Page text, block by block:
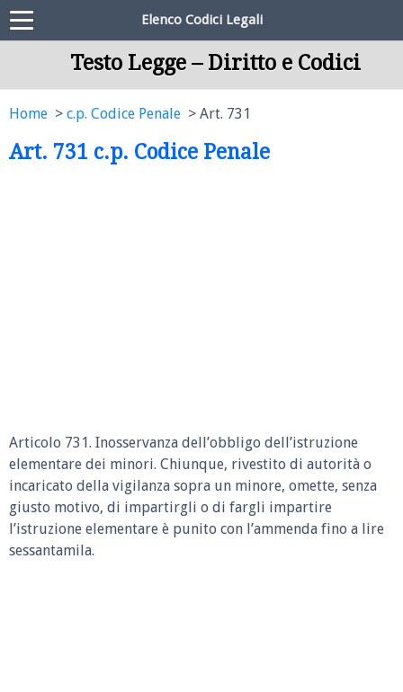
Elenco Codici Legali
Testo Legge – Diritto e Codici
Home c.p. Codice Penale Art. 731
Art. 731 c.p. Codice Penale
Articolo 731. Inosservanza dell’obbligo dell’istruzione
elementare dei minori. Chiunque, rivestito di autorità o
incaricato della vigilanza sopra un minore, omette, senza
giusto motivo, di impartirgli o di fargli impartire
l’istruzione elementare è punito con l’ammenda fino a lire
sessantamila.